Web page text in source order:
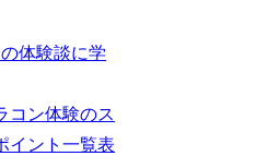
体験談に学
コン体験のス
イント一覧表